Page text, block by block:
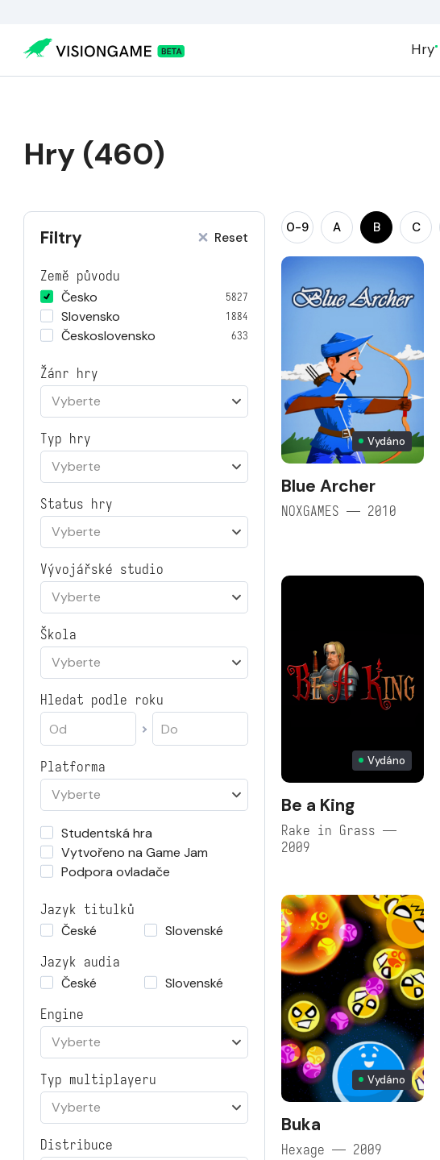
Hry
Hry (460)
Filtry Reset
Země původu
Česko
5827
Slovensko 1884
Československo 633
Žánr hry
Vyberte
Typ hry
Vyberte
Status hry
Vyberte
Vývojářské studio
Vyberte
Škola
Vyberte
Hledat podle roku
Platforma
Vyberte
Studentská hra
Vytvořeno na Game Jam
Podpora ovladače
Jazyk titulků
České
Slovenské
Jazyk audia
České
Slovenské
Engine
Vyberte
Typ multiplayeru
Vyberte
Distribuce
0-9 A B C
Vydáno
Blue Archer
NOXGAMES — 2010
Vydáno
Be a King
Rake in Grass —
2009
Vydáno
Buka
Hexage — 2009